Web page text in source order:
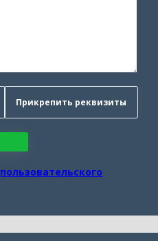
Прикрепить реквизиты
пользовательского